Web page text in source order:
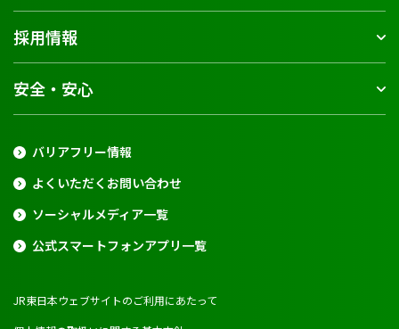
採用情報
安全・安心
バリアフリー情報
よくいただくお問い合わせ
ソーシャルメディア一覧
公式スマートフォンアプリ一覧
JR東日本ウェブサイトのご利用にあたって